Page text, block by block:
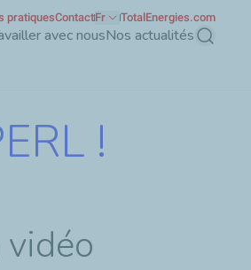
avec nousNos actualités
pratiquesContactFr TotalEnergies.com
!